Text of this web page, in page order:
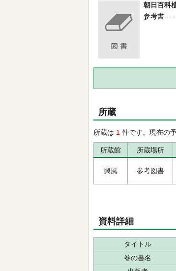
朝日百科
参考書 --
所蔵
所蔵は 1 件です。現在の
所蔵館 所蔵場所
興風 参考図書
資料詳細
タイトル
巻の書名